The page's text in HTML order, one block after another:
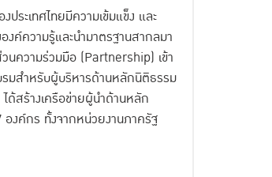
ระเทศไทยมีความเข้มแข็ง และ
งค์ความรู้และนำมาตรฐานสากลมา
นความร่วมมือ (Partnership) เข้า
มสำหรับผู้บริหารด้านหลักนิติธรรม
สร้างเครือข่ายผู้นำด้านหลัก
งค์กร ทั้งจากหน่วยงานภาครัฐ